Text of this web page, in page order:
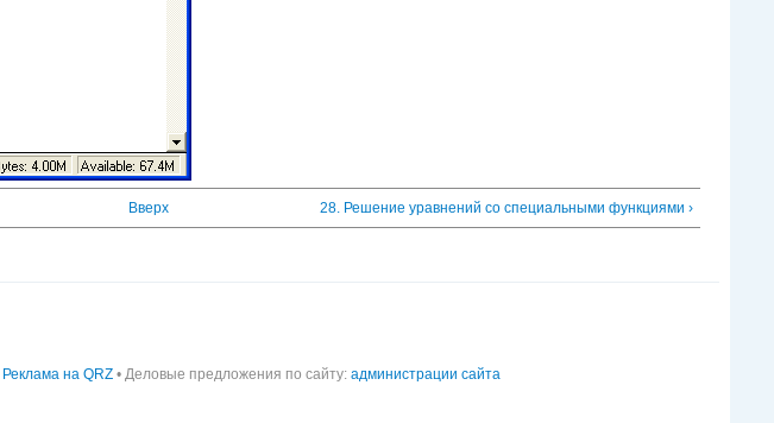
Вверх 28. Решение уравнений со специальными функциями ›
Реклама на QRZ• Деловые предложения по сайту: администрации сайта